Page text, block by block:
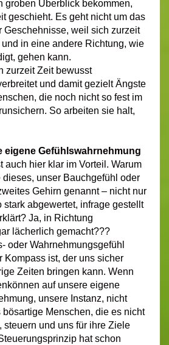
groben Überblick bekommen,
geschieht. Es geht nicht um das
Geschehnisse, weil sich zurzeit
in eine andere Richtung, wie
gehen kann.
zurzeit Zeit bewusst
und damit gezielt Ängste
die noch nicht so fest im
So arbeiten sie halt,
eigene Gefühlswahrnehmung
auch hier klar im Vorteil. Warum
unser Bauchgefühl oder
Gehirn genannt – nicht nur
stark abgewertet, infrage gestellt
Ja, in Richtung
lächerlich gemacht???
oder Wahrnehmungsgefühl
Kompass ist, der uns sicher
Zeiten bringen kann. Wenn
auf unsere eigene
unsere Instanz, nicht
bösartige Menschen, die es nicht
steuern und uns für ihre Ziele
hat schon